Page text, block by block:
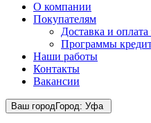
О компании
Покупателям
Доставка и оплата
Программы
Наши работы
Контакты
Вакансии
Ваш городГород: Уфа